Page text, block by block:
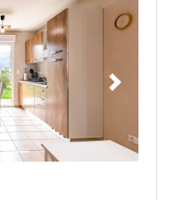
Suivant